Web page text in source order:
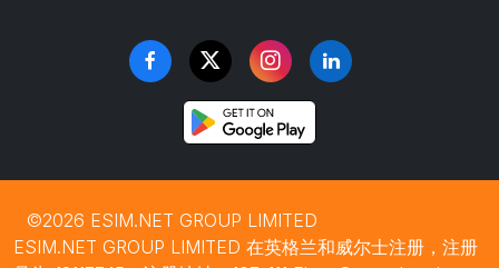
©2026 ESIM.NET GROUP LIMITED
ESIM.NET GROUP LIMITED 在英格兰和威尔士注册，注册